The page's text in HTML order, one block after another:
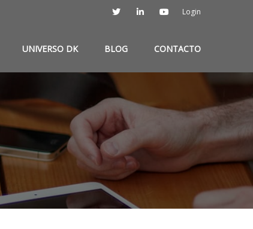
Login
UNIVERSO DK BLOG CONTACTO